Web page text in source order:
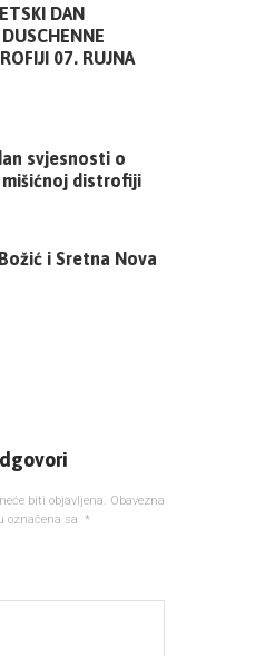
DAN
07. RUJNA
svjesnosti o
mišićnoj distrofiji
i Sretna Nova
biti objavljena.
Obavezna
označena sa *